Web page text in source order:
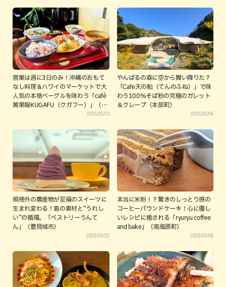
営業は週に3日のみ！沖縄のおもて
なし料理＆ハワイのマーケットで大
人気の本格ベーグルを味わう「café
黄果報KUGAFU（クガフー）」（南
2026/05/13
やんばるの森に空から舞い降りた？
「Cafe天の船（てんのふね）」で味
わう100%そば粉の究極のガレット
＆クレープ（本部町）
2026/05/04
規格外の農産物が至福のスイーツに
生まれ変わる！島の素材と“うれし
い”の循環。「ペストリーうんて
ん」（豊見城市）
2026/04/22
本当に米粉！？驚きのしっとり感の
コーヒーパウンドケーキ！心に優し
いレシピに癒される「ryuryu coffee
and bake」（南風原町）
2026/04/08